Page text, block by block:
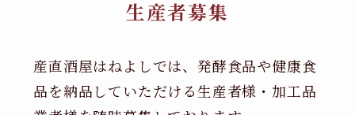
生産者募集
産直酒屋はねよしでは、発酵食品や健康食
品を納品していただける生産者様・加工品